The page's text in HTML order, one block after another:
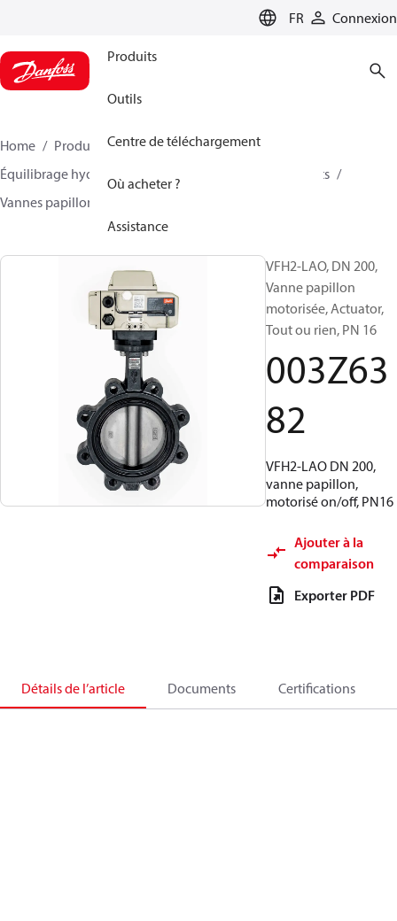
FR Connexion
Produits
Outils
Centre de téléchargement
Où acheter ?
Assistance
Home Produits
Climate Solutions - chauffage
Équilibrage hydraulique et régulation
Other products
Vannes papillon
VFH2-LAO, DN 200,
Vanne papillon
motorisée, Actuator,
Tout ou rien, PN 16
003Z63
82
VFH2‑LAO DN 200,
vanne papillon,
motorisé on/off, PN16
Ajouter à la
comparaison
Exporter PDF
Détails de l’article Documents Certifications